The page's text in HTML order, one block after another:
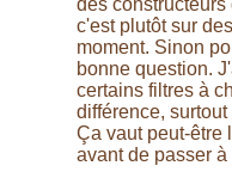
des
c'est plutôt sur
moment. Sinon
bonne question.
certains filtres à
différence,
Ça vaut peut-être
avant de passer